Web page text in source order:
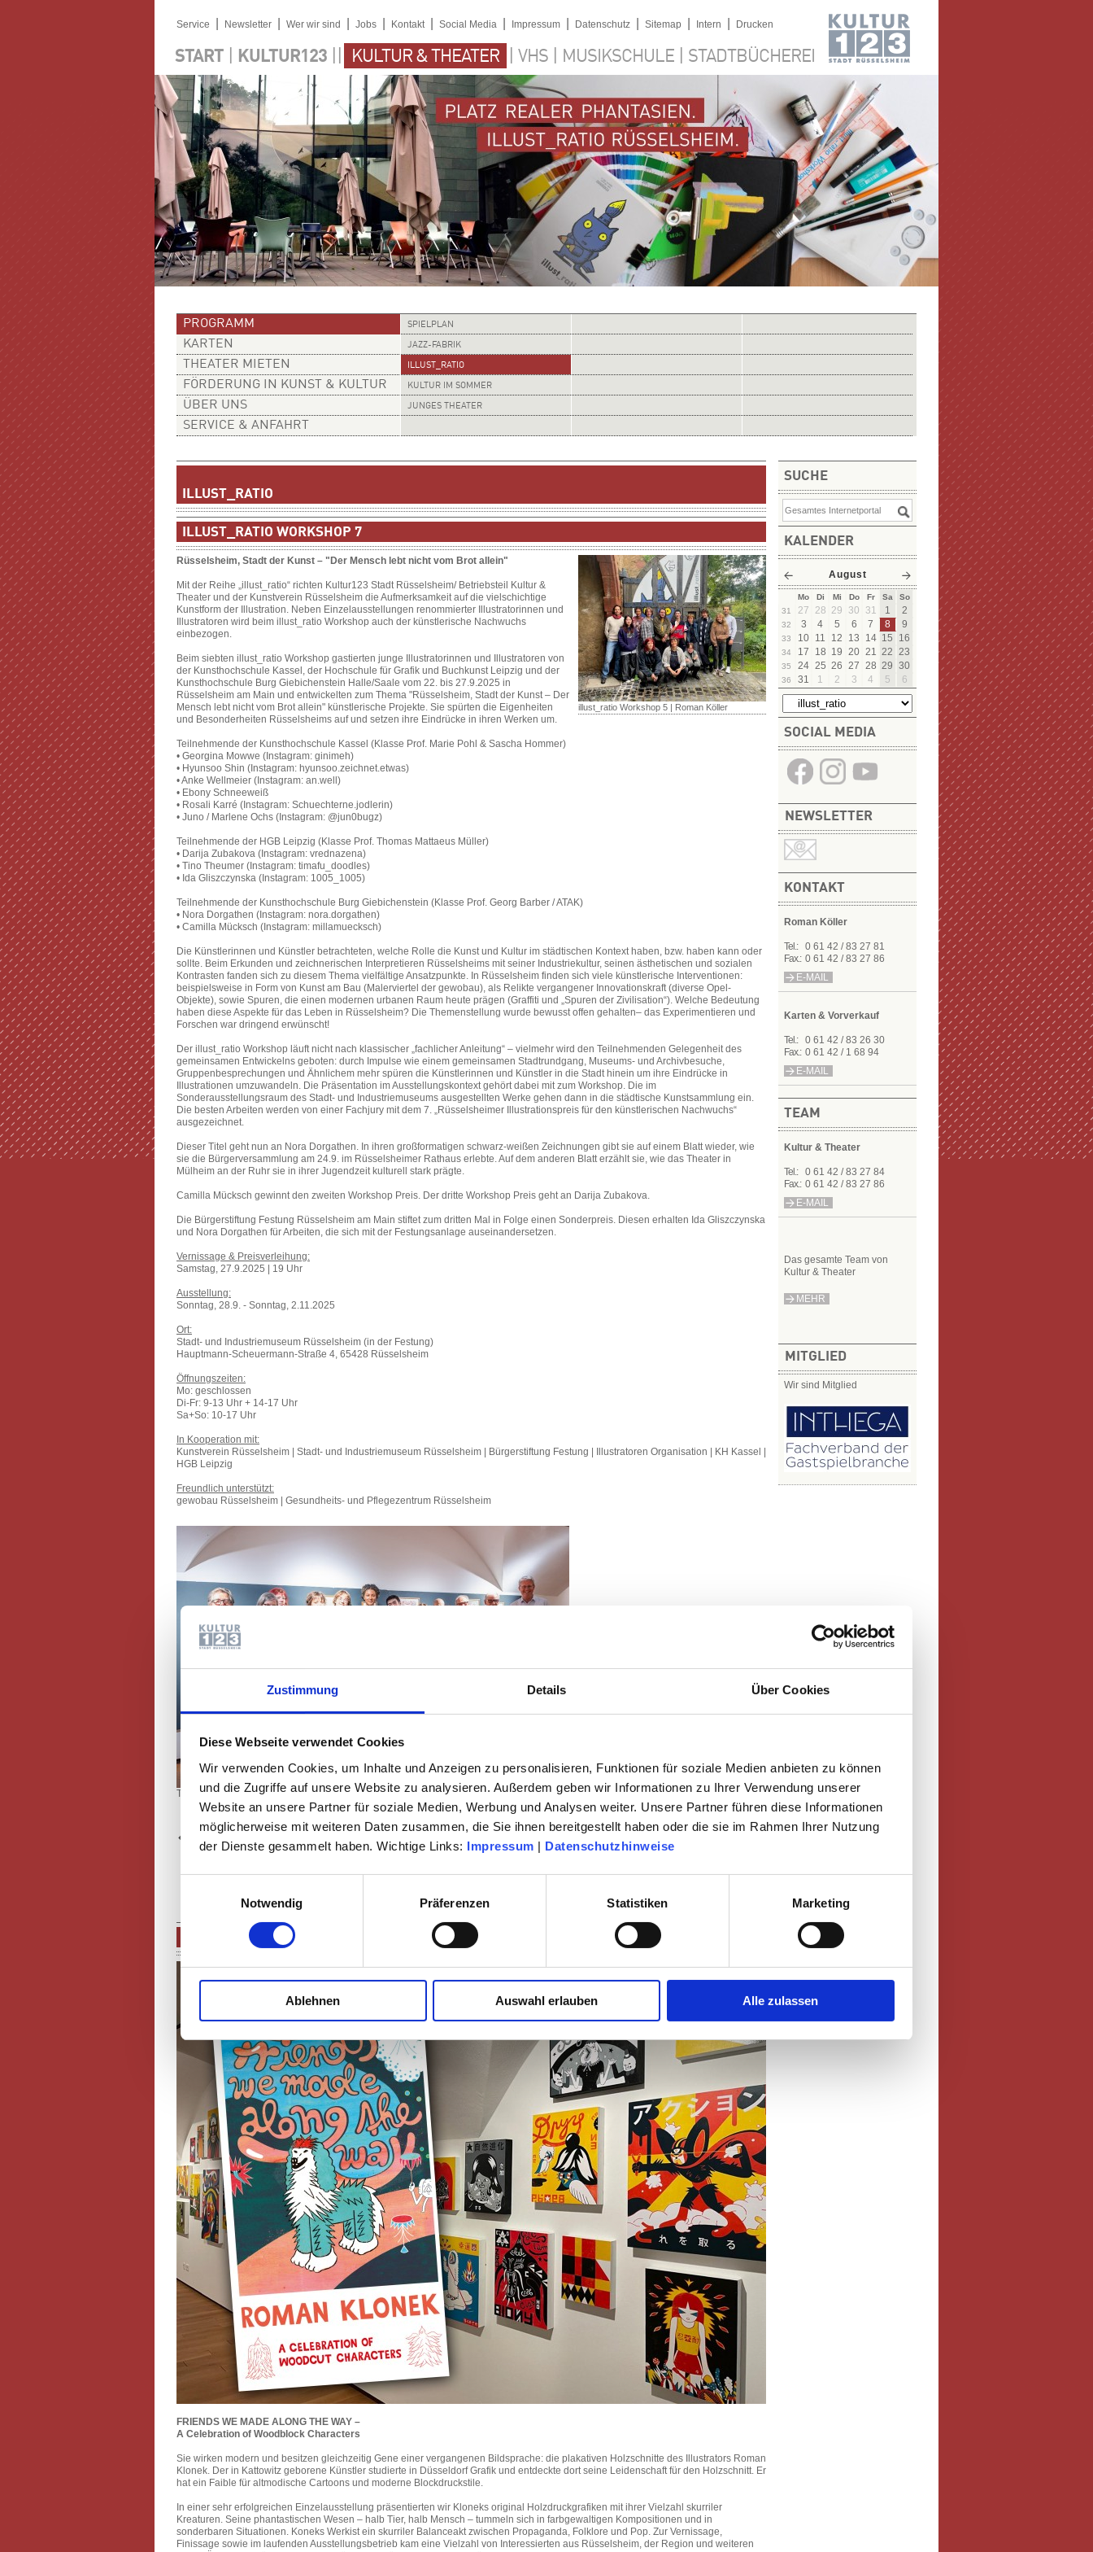
Zustimmung Details Über Cookies
Diese Webseite verwendet Cookies
Wir verwenden Cookies, um Inhalte und Anzeigen zu personalisieren, Funktionen für soziale Medien anbieten zu können
und die Zugriffe auf unsere Website zu analysieren. Außerdem geben wir Informationen zu Ihrer Verwendung unserer
Website an unsere Partner für soziale Medien, Werbung und Analysen weiter. Unsere Partner führen diese Informationen
möglicherweise mit weiteren Daten zusammen, die Sie ihnen bereitgestellt haben oder die sie im Rahmen Ihrer Nutzung
der Dienste gesammelt haben. Wichtige Links: Impressum | Datenschutzhinweise
Notwendig
Präferenzen Statistiken Marketing
Ablehnen Auswahl erlauben Alle zulassen
Service Newsletter Wer wir sind Jobs Kontakt Social Media Impressum Datenschutz Sitemap Intern Drucken
START KULTUR123 KULTUR & THEATER VHS MUSIKSCHULE STADTBÜCHEREI
PROGRAMM
KARTEN
THEATER MIETEN
FÖRDERUNG IN KUNST & KULTUR
ÜBER UNS
SERVICE & ANFAHRT
SPIELPLAN
JAZZ-FABRIK
ILLUST_RATIO
KULTUR IM SOMMER
JUNGES THEATER
SUCHE
KALENDER
August
Mo Di Mi Do Fr Sa
So
31
27 28 29 30 31 1 2
32 3 4 5 6 7 8 9
33 10 11 12 13 14 15 16
34 17 18 19 20 21 22 23
35 24 25 26 27 28 29 30
36 31 1 2 3 4 5 6
SOCIAL MEDIA
NEWSLETTER
KONTAKT
Roman Köller
Tel.:
0 61 42 / 83 27 81
Fax.: 0 61 42 / 83 27 86
E-MAIL
Karten & Vorverkauf
Tel.:
0 61 42 / 83 26 30
Fax.: 0 61 42 / 1 68 94
E-MAIL
TEAM
Kultur & Theater
Tel.:
0 61 42 / 83 27 84
Fax.: 0 61 42 / 83 27 86
E-MAIL
Das gesamte Team von
Kultur & Theater
MEHR
MITGLIED
Wir sind Mitglied
ILLUST_RATIO
ILLUST_RATIO WORKSHOP 7
illust_ratio Workshop 5 | Roman Köller
Rüsselsheim, Stadt der Kunst – "Der Mensch lebt nicht vom Brot allein"
Mit der Reihe „illust_ratio“ richten Kultur123 Stadt Rüsselsheim/ Betriebsteil Kultur &
Theater und der Kunstverein Rüsselsheim die Aufmerksamkeit auf die vielschichtige
Kunstform der Illustration. Neben Einzelausstellungen renommierter Illustratorinnen und
Illustratoren wird beim illust_ratio Workshop auch der künstlerische Nachwuchs
einbezogen.
Beim siebten illust_ratio Workshop gastierten junge Illustratorinnen und Illustratoren von
der Kunsthochschule Kassel, der Hochschule für Grafik und Buchkunst Leipzig und der
Kunsthochschule Burg Giebichenstein Halle/Saale vom 22. bis 27.9.2025 in
Rüsselsheim am Main und entwickelten zum Thema "Rüsselsheim, Stadt der Kunst – Der
Mensch lebt nicht vom Brot allein" künstlerische Projekte. Sie spürten die Eigenheiten
und Besonderheiten Rüsselsheims auf und setzen ihre Eindrücke in ihren Werken um.
Teilnehmende der Kunsthochschule Kassel (Klasse Prof. Marie Pohl & Sascha Hommer)
• Georgina Mowwe (Instagram: ginimeh)
• Hyunsoo Shin (Instagram: hyunsoo.zeichnet.etwas)
• Anke Wellmeier (Instagram: an.well)
• Ebony Schneeweiß
• Rosali Karré (Instagram: Schuechterne.jodlerin)
• Juno / Marlene Ochs (Instagram: @jun0bugz)
Teilnehmende der HGB Leipzig (Klasse Prof. Thomas Mattaeus Müller)
• Darija Zubakova (Instagram: vrednazena)
• Tino Theumer (Instagram: timafu_doodles)
• Ida Gliszczynska (Instagram: 1005_1005)
Teilnehmende der Kunsthochschule Burg Giebichenstein (Klasse Prof. Georg Barber / ATAK)
• Nora Dorgathen (Instagram: nora.dorgathen)
• Camilla Mücksch (Instagram: millamuecksch)
Die Künstlerinnen und Künstler betrachteten, welche Rolle die Kunst und Kultur im städtischen Kontext haben, bzw. haben kann oder
sollte. Beim Erkunden und zeichnerischen Interpretieren Rüsselsheims mit seiner Industriekultur, seinen ästhetischen und sozialen
Kontrasten fanden sich zu diesem Thema vielfältige Ansatzpunkte. In Rüsselsheim finden sich viele künstlerische Interventionen:
beispielsweise in Form von Kunst am Bau (Malerviertel der gewobau), als Relikte vergangener Innovationskraft (diverse Opel-
Objekte), sowie Spuren, die einen modernen urbanen Raum heute prägen (Graffiti und „Spuren der Zivilisation“). Welche Bedeutung
haben diese Aspekte für das Leben in Rüsselsheim? Die Themenstellung wurde bewusst offen gehalten– das Experimentieren und
Forschen war dringend erwünscht!
Der illust_ratio Workshop läuft nicht nach klassischer „fachlicher Anleitung“ – vielmehr wird den Teilnehmenden Gelegenheit des
gemeinsamen Entwickelns geboten: durch Impulse wie einem gemeinsamen Stadtrundgang, Museums- und Archivbesuche,
Gruppenbesprechungen und Ähnlichem mehr spüren die Künstlerinnen und Künstler in die Stadt hinein um ihre Eindrücke in
Illustrationen umzuwandeln. Die Präsentation im Ausstellungskontext gehört dabei mit zum Workshop. Die im
Sonderausstellungsraum des Stadt- und Industriemuseums ausgestellten Werke gehen dann in die städtische Kunstsammlung ein.
Die besten Arbeiten werden von einer Fachjury mit dem 7. „Rüsselsheimer Illustrationspreis für den künstlerischen Nachwuchs“
ausgezeichnet.
Dieser Titel geht nun an Nora Dorgathen. In ihren großformatigen schwarz-weißen Zeichnungen gibt sie auf einem Blatt wieder, wie
sie die Bürgerversammlung am 24.9. im Rüsselsheimer Rathaus erlebte. Auf dem anderen Blatt erzählt sie, wie das Theater in
Mülheim an der Ruhr sie in ihrer Jugendzeit kulturell stark prägte.
Camilla Mücksch gewinnt den zweiten Workshop Preis. Der dritte Workshop Preis geht an Darija Zubakova.
Die Bürgerstiftung Festung Rüsselsheim am Main stiftet zum dritten Mal in Folge einen Sonderpreis. Diesen erhalten Ida Gliszczynska
und Nora Dorgathen für Arbeiten, die sich mit der Festungsanlage auseinandersetzen.
Vernissage & Preisverleihung:
Samstag, 27.9.2025 | 19 Uhr
Ausstellung:
Sonntag, 28.9. - Sonntag, 2.11.2025
Ort:
Stadt- und Industriemuseum Rüsselsheim (in der Festung)
Hauptmann-Scheuermann-Straße 4, 65428 Rüsselsheim
Öffnungszeiten:
Mo: geschlossen
Di-Fr: 9-13 Uhr + 14-17 Uhr
Sa+So: 10-17 Uhr
In Kooperation mit:
Kunstverein Rüsselsheim | Stadt- und Industriemuseum Rüsselsheim | Bürgerstiftung Festung | Illustratoren Organisation | KH Kassel |
HGB Leipzig
Freundlich unterstützt:
gewobau Rüsselsheim | Gesundheits- und Pflegezentrum Rüsselsheim
Teilnehmende des illust_ratio siebten Workshops am Abend der Vernissage.
RÜCKBLICK: ILLUST_RATIO 11 – ROMAN KLONEK
FRIENDS WE MADE ALONG THE WAY –
A Celebration of Woodblock Characters
Sie wirken modern und besitzen gleichzeitig Gene einer vergangenen Bildsprache: die plakativen Holzschnitte des Illustrators Roman
Klonek. Der in Kattowitz geborene Künstler studierte in Düsseldorf Grafik und entdeckte dort seine Leidenschaft für den Holzschnitt. Er
hat ein Faible für altmodische Cartoons und moderne Blockdruckstile.
In einer sehr erfolgreichen Einzelausstellung präsentierten wir Kloneks original Holzdruckgrafiken mit ihrer Vielzahl skurriler
Kreaturen. Seine phantastischen Wesen – halb Tier, halb Mensch – tummeln sich in farbgewaltigen Kompositionen und in
sonderbaren Situationen. Koneks Werkist ein skurriler Balanceakt zwischen Propaganda, Folklore und Pop. Zur Vernissage,
Finissage sowie im laufenden Ausstellungsbetrieb kam eine Vielzahl von Interessierten aus Rüsselsheim, der Region und weiteren